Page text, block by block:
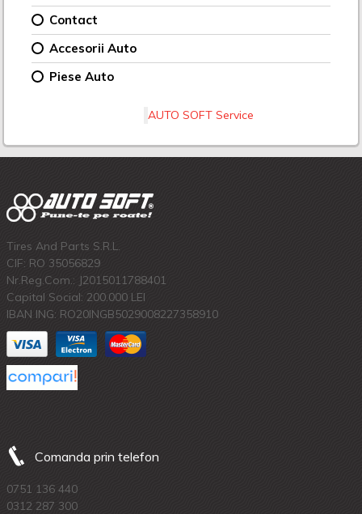
Contact
Accesorii Auto
Piese Auto
AUTO SOFT Service
Tires And Parts S.R.L.
CIF: RO 35056829
Nr.Reg.Com.: J2015011788401
Capital Social: 200.000 LEI
IBAN ING: RO20INGB5029008227358910
Comanda prin telefon
0751 136 440
0312 287 300